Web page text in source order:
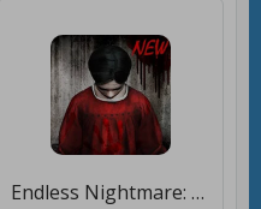
Endless Nightmare: Horror Game [Бесплатные покупки]